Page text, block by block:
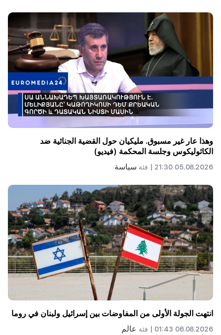
وهذا عار غير مسبوق. مليكيان حول القضية الجنائية ضد
الكاثوليكوس وجلسة المحكمة (فيديو)
05.08.2026 21:30 | فئة سياسة
انتهت الجولة الأولى من المفاوضات بين إسرائيل ولبنان في روما
06.08.2026 01:43 | فئة عالم